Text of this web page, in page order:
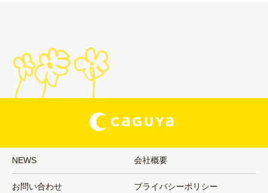
NEWS 会社概要
お問い合わせ プライバシーポリシー